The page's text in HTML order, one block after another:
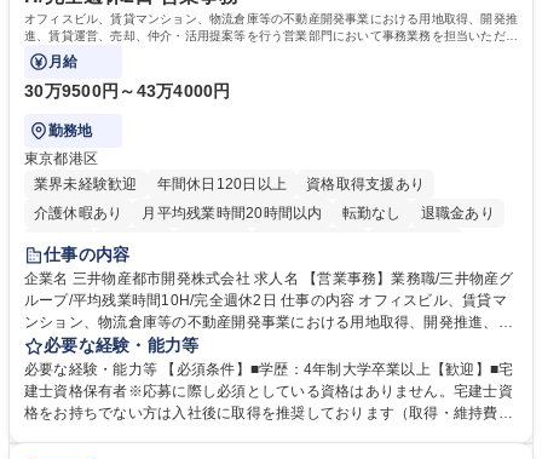
歴・資格 学歴：大学院 大学 高専 短大 語学力： 資格：
オフィスビル、賃貸マンション、物流倉庫等の不動産開発事業における用地取得、開発推
進、賃貸運営、売却、仲介・活用提案等を行う営業部門において事務業務を担当いただき
ます。
月給
30万9500円～43万4000円
勤務地
東京都港区
業界未経験歓迎
年間休日120日以上
資格取得支援あり
介護休暇あり
月平均残業時間20時間以内 転勤なし
退職金あり
在宅OK
賞与あり
駅近5分以内
土日祝休み 寮・社宅あり
仕事の内容
企業名 三井物産都市開発株式会社 求人名 【営業事務】業務職/三井物産グ
ループ/平均残業時間10H/完全週休2日 仕事の内容 オフィスビル、賃貸マ
ンション、物流倉庫等の不動産開発事業における用地取得、開発推進、賃
貸運営、売却、仲介・活用提案等を行う営業部門において事務業務を担当
いただきます。 【詳細】・契約書管理、契約書製本、捺印対応、ファイリ
ング、登記簿取得、調書取得・支払業務（各種費用支払、支払管理、請
求・支払データ登録、取引先マスター申請対応）・予算作成及び予実管
必要な経験・能力等
必要な経験・能力等 【必須条件】■学歴：4年制大学卒業以上【歓迎】■宅
建士資格保有者※応募に際し必須としている資格はありません。宅建士資
格をお持ちでない方は入社後に取得を推奨しております（取得・維持費用